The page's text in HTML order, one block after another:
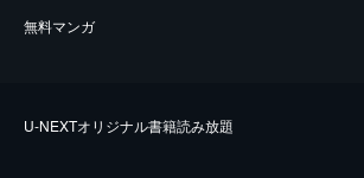
無料マンガ
U-NEXTオリジナル書籍読み放題